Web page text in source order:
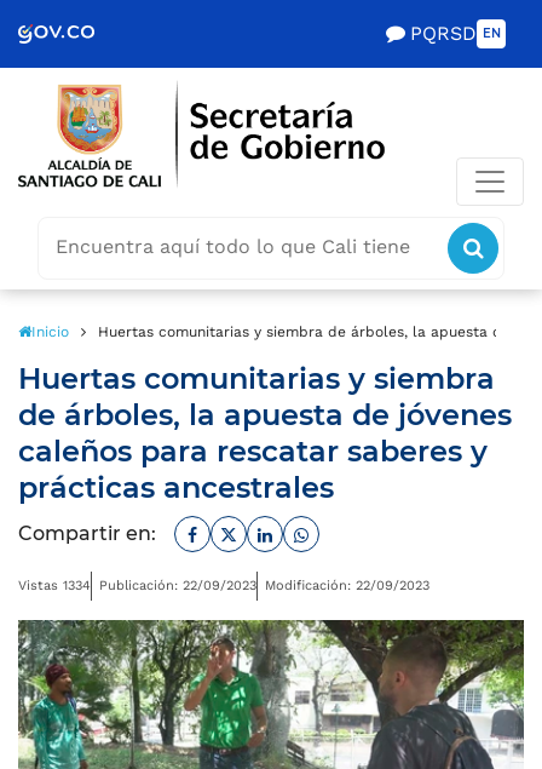
de Gobierno
PQRSD EN
icono
Inicio Huertas comunitarias y siembra de árboles, la apuesta de
Huertas comunitarias y siembra
de árboles, la apuesta de jóvenes
caleños para rescatar saberes y
prácticas ancestrales
Compartir en: Facebook
TwitterLinkedinWhatsapp
Vistas 1334 Publicación: 22/09/2023 Modificación: 22/09/2023